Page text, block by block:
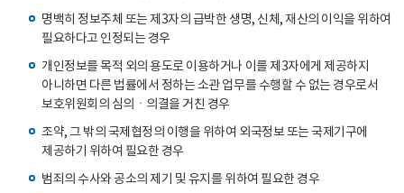
명백히 정보주체 또는 제3자의 급박한 생명, 신체, 재산의 이익을 위하여
필요하다고 인정되는 경우
개인정보를 목적 외의 용도로 이용하거나 이를 제3자에게 제공하지
아니하면 다른 법률에서 정하는 소관 업무를 수행할 수 없는 경우로서
보호위원회의 심의ㆍ의결을 거친 경우
조약, 그 밖의 국제협정의 이행을 위하여 외국정보 또는 국제기구에
제공하기 위하여 필요한 경우
범죄의 수사와 공소의 제기 및 유지를 위하여 필요한 경우